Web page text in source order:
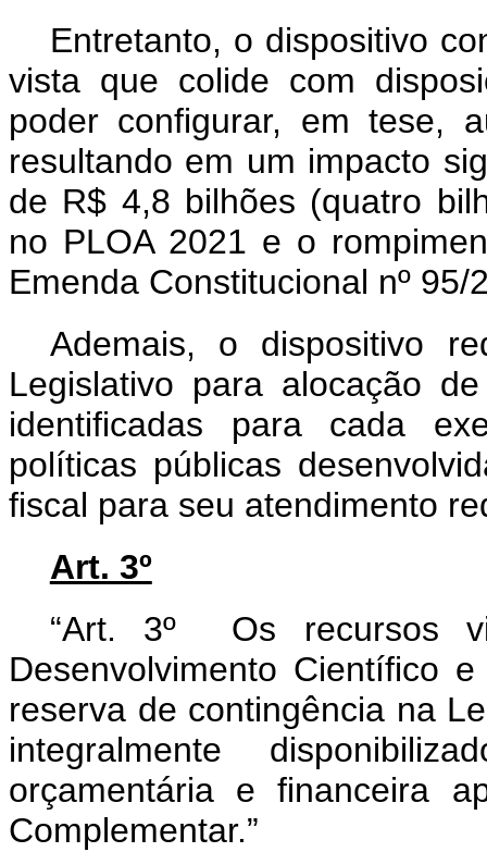
Entretanto, o dispositivo
vista que colide com
poder configurar, em tese,
resultando em um impacto
de R$ 4,8 bilhões (quatro
no PLOA 2021 e o
Emenda Constitucional nº 95/
Ademais, o dispositivo
Legislativo para alocação
identificadas para cada
políticas públicas
fiscal para seu atendimento
Art. 3º
“Art. 3º Os recursos
Desenvolvimento Científico
reserva de contingência na
integralmente
orçamentária e financeira
Complementar.”